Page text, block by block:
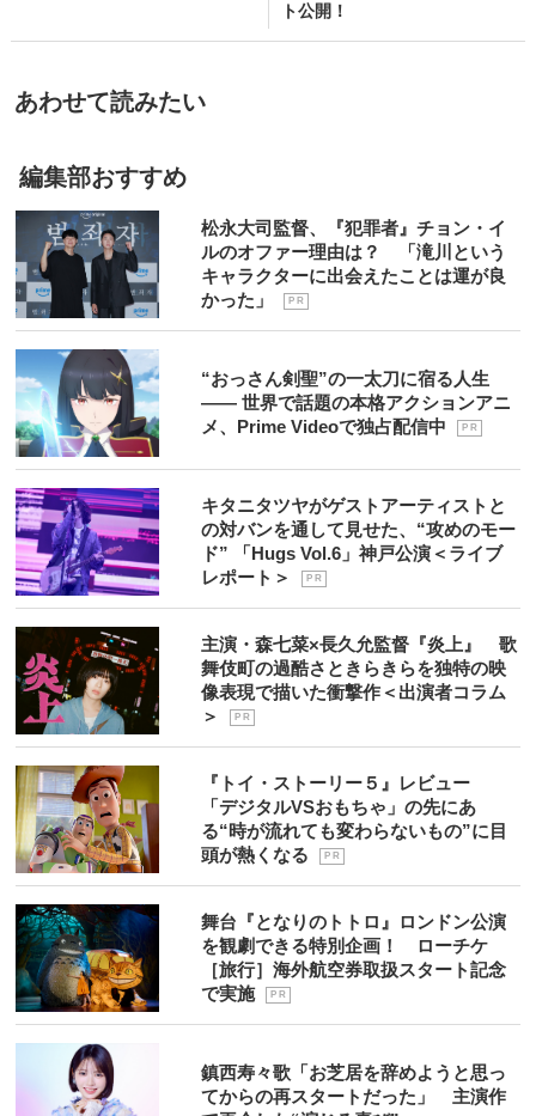
ト公開！
あわせて読みたい
編集部おすすめ
松永大司監督、『犯罪者』チョン・イ
ルのオファー理由は？ 「滝川という
キャラクターに出会えたことは運が良
かった」
P R
“おっさん剣聖”の一太刀に宿る人生
―― 世界で話題の本格アクションアニ
メ、Prime Videoで独占配信中
P R
キタニタツヤがゲストアーティストと
の対バンを通して見せた、“攻めのモー
ド” 「Hugs Vol.6」神戸公演＜ライブ
レポート＞
P R
主演・森七菜×長久允監督『炎上』 歌
舞伎町の過酷さときらきらを独特の映
像表現で描いた衝撃作＜出演者コラム
＞
P R
『トイ・ストーリー５』レビュー
「デジタルVSおもちゃ」の先にあ
る“時が流れても変わらないもの”に目
頭が熱くなる
P R
舞台『となりのトトロ』ロンドン公演
を観劇できる特別企画！ ローチケ
［旅行］海外航空券取扱スタート記念
で実施
P R
鎮西寿々歌「お芝居を辞めようと思っ
てからの再スタートだった」 主演作